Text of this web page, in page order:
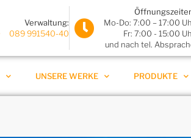
Verwaltung:
089 991540-40
Mo-Do: 7:00 – 17:00
Fr: 7:00 - 15:00
und nach tel.
UNSERE WERKE PRODUKTE